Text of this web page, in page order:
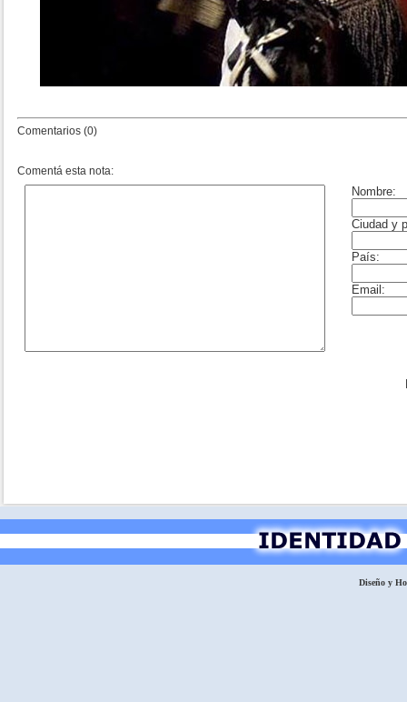
Comentarios (0)
Comentá esta nota:
Diseño y